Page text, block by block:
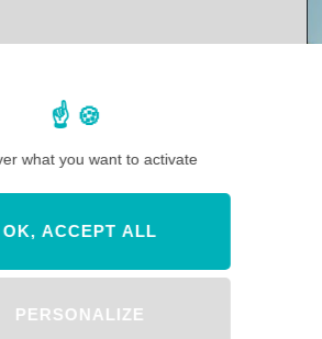
VIDÉOS ET VLOGS DISNEY ET
what you want to activate
OK, ACCEPT ALL
PERSONALIZE